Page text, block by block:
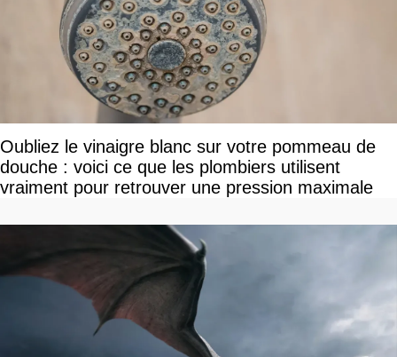
Oubliez le vinaigre blanc sur votre pommeau de
douche : voici ce que les plombiers utilisent
vraiment pour retrouver une pression maximale